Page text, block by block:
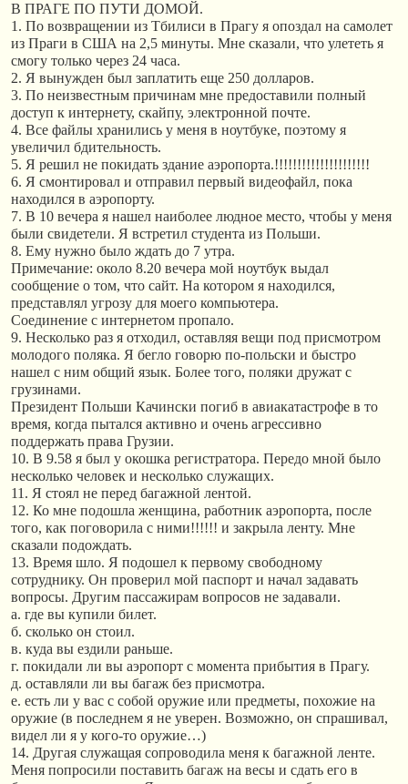
В ПРАГЕ ПО ПУТИ ДОМОЙ.
1. По возвращении из Тбилиси в Прагу я опоздал на самолет
из Праги в США на 2,5 минуты. Мне сказали, что улететь я
смогу только через 24 часа.
2. Я вынужден был заплатить еще 250 долларов.
3. По неизвестным причинам мне предоставили полный
доступ к интернету, скайпу, электронной почте.
4. Все файлы хранились у меня в ноутбуке, поэтому я
увеличил бдительность.
5. Я решил не покидать здание аэропорта.!!!!!!!!!!!!!!!!!!!!!
6. Я смонтировал и отправил первый видеофайл, пока
находился в аэропорту.
7. В 10 вечера я нашел наиболее людное место, чтобы у меня
были свидетели. Я встретил студента из Польши.
8. Ему нужно было ждать до 7 утра.
Примечание: около 8.20 вечера мой ноутбук выдал
сообщение о том, что сайт. На котором я находился,
представлял угрозу для моего компьютера.
Соединение с интернетом пропало.
9. Несколько раз я отходил, оставляя вещи под присмотром
молодого поляка. Я бегло говорю по-польски и быстро
нашел с ним общий язык. Более того, поляки дружат с
грузинами.
Президент Польши Качински погиб в авиакатастрофе в то
время, когда пытался активно и очень агрессивно
поддержать права Грузии.
10. В 9.58 я был у окошка регистратора. Передо мной было
несколько человек и несколько служащих.
11. Я стоял не перед багажной лентой.
12. Ко мне подошла женщина, работник аэропорта, после
того, как поговорила с ними!!!!!! и закрыла ленту. Мне
сказали подождать.
13. Время шло. Я подошел к первому свободному
сотруднику. Он проверил мой паспорт и начал задавать
вопросы. Другим пассажирам вопросов не задавали.
а. где вы купили билет.
б. сколько он стоил.
в. куда вы ездили раньше.
г. покидали ли вы аэропорт с момента прибытия в Прагу.
д. оставляли ли вы багаж без присмотра.
е. есть ли у вас с собой оружие или предметы, похожие на
оружие (в последнем я не уверен. Возможно, он спрашивал,
видел ли я у кого-то оружие…)
14. Другая служащая сопроводила меня к багажной ленте.
Меня попросили поставить багаж на весы и сдать его в